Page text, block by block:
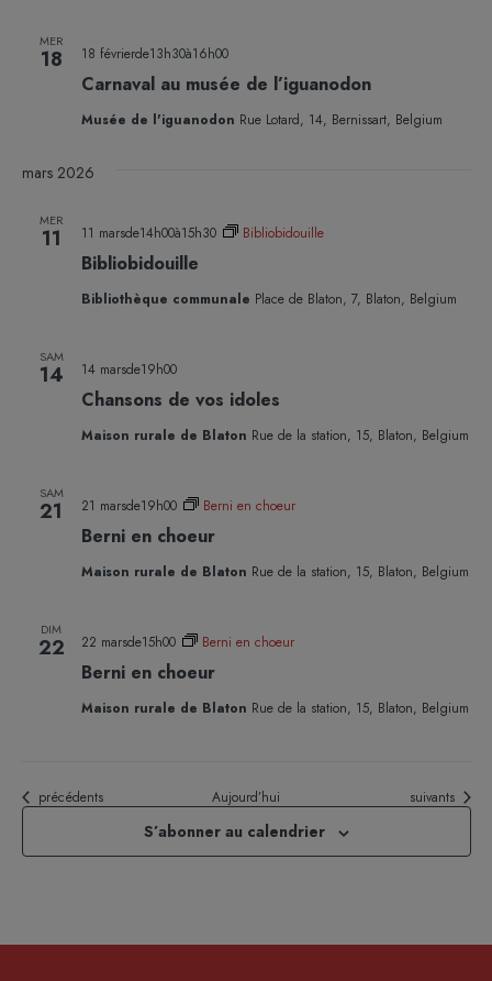
MER
18
Carnaval au musée de l’iguanodon
18 févrierde13h30à16h00
Musée de l'iguanodon Rue Lotard, 14, Bernissart, Belgium
mars 2026
MER
11
Bibliobidouille
11 marsde14h00à15h30 Bibliobidouille
Bibliothèque communale Place de Blaton, 7, Blaton, Belgium
SAM
14
Chansons de vos idoles
14 marsde19h00
Maison rurale de Blaton Rue de la station, 15, Blaton, Belgium
SAM
21
Berni en choeur
21 marsde19h00 Berni en choeur
Maison rurale de Blaton Rue de la station, 15, Blaton, Belgium
DIM
22
Berni en choeur
22 marsde15h00 Berni en choeur
Maison rurale de Blaton Rue de la station, 15, Blaton, Belgium
Évènements
précédents Aujourd’hui Évènements
suivants
S’abonner au calendrier